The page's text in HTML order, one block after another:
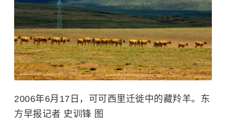
2006年6月17日，可可西里迁徙中的藏羚羊。东
方早报记者 史训锋 图